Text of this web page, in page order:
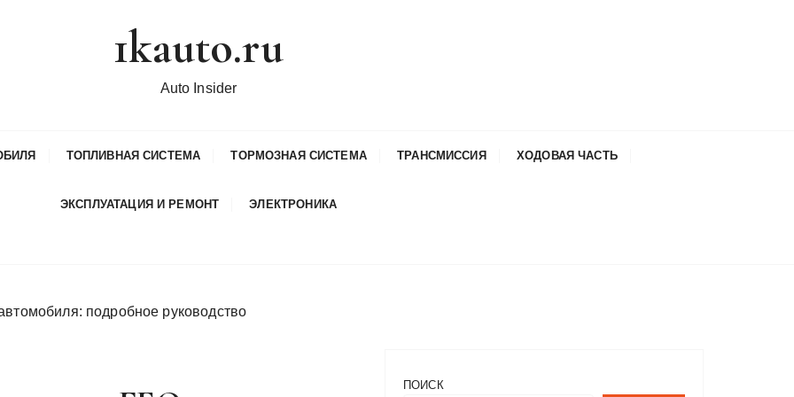
1kauto.ru
Auto Insider
ТОПЛИВНАЯ СИСТЕМА ТОРМОЗНАЯ СИСТЕМА ТРАНСМИССИЯ ХОДОВАЯ ЧАСТЬ
ЭКСПЛУАТАЦИЯ И РЕМОНТ ЭЛЕКТРОНИКА
подробное руководство
ПОИСК